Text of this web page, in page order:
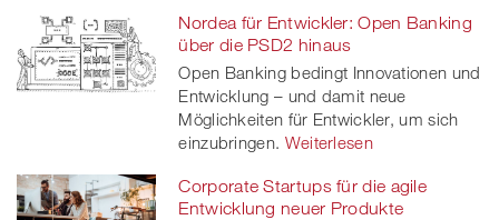
Nordea für Entwickler: Open Banking
über die PSD2 hinaus
Open Banking bedingt Innovationen und
Entwicklung – und damit neue
Möglichkeiten für Entwickler, um sich
einzubringen. Weiterlesen
Corporate Startups für die agile
Entwicklung neuer Produkte